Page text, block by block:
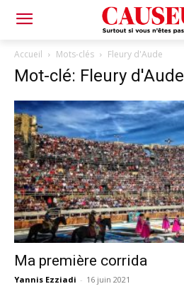
Accueil Mots-clés Fleury d'Aude
Mot-clé: Fleury d'Aude
Ma première corrida
Yannis Ezziadi - 16 juin 2021